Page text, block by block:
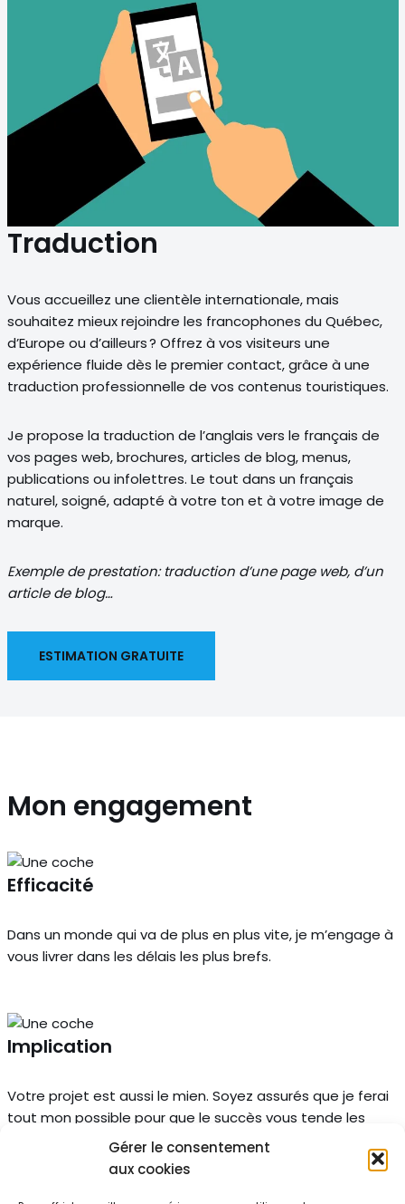
Gérer le consentement
aux cookies
Traduction
Vous accueillez une clientèle internationale, mais
souhaitez mieux rejoindre les francophones du Québec,
d’Europe ou d’ailleurs ? Offrez à vos visiteurs une
expérience fluide dès le premier contact, grâce à une
traduction professionnelle de vos contenus touristiques.
Je propose la traduction de l’anglais vers le français de
vos pages web, brochures, articles de blog, menus,
publications ou infolettres. Le tout dans un français
naturel, soigné, adapté à votre ton et à votre image de
marque.
Exemple de prestation: traduction d’une page web, d’un
article de blog…
ESTIMATION GRATUITE
Mon engagement
Efficacité
Dans un monde qui va de plus en plus vite, je m’engage à
vous livrer dans les délais les plus brefs.
Implication
Votre projet est aussi le mien. Soyez assurés que je ferai
tout mon possible pour que le succès vous tende les